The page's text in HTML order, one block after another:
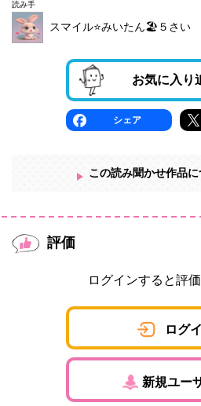
読み手
スマイル⭐️みいたん🏖５さい
お気に入り
シェア
この読み聞かせ作品
評価
ログインすると評
ログ
新規ユー